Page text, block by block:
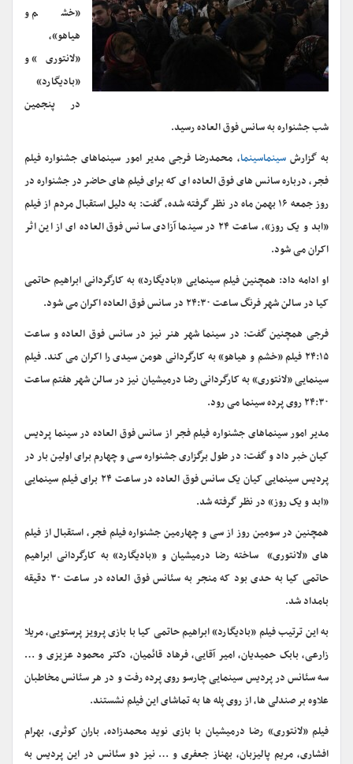
«خشم و
هیاهو»،
«لانتوری» و
«بادیگارد»
در پنجمین
شب جشنواره به سانس فوق العاده رسید.
به گزارشسینماسینما، محمدرضا فرجی مدیر امور سینماهای جشنواره فیلم
فجر، درباره سانس های فوق العاده ای که برای فیلم های حاضر در جشنواره در
روز جمعه ۱۶ بهمن ماه در نظر گرفته شده، گفت: به دلیل استقبال مردم از فیلم
«ابد و یک روز»، ساعت ۲۴ در سینما آزادی سانس فوق العاده ای از این اثر
اکران می شود.
او ادامه داد: همچنین فیلم سینمایی «بادیگارد» به کارگردانی ابراهیم حاتمی
کیا در سالن شهر فرنگ ساعت ۲۴:۳۰ در سانس فوق العاده اکران می شود.
فرجی همچنین گفت: در سینما شهر هنر نیز در سانس فوق العاده و ساعت
۲۴:۱۵ فیلم «خشم و هیاهو» به کارگردانی هومن سیدی را اکران می کند. فیلم
سینمایی «لانتوری» به کارگردانی رضا درمیشیان نیز در سالن شهر هفتم ساعت
۲۴:۳۰ روی پرده سینما می رود.
مدیر امور سینماهای جشنواره فیلم فجر از سانس فوق العاده در سینما پردیس
کیان خبر داد و گفت: در طول برگزاری جشنواره سی و چهارم برای اولین بار در
پردیس سینمایی کیان یک سانس فوق العاده در ساعت ۲۴ برای فیلم سینمایی
«ابد و یک روز» در نظر گرفته شد.
همچنین در سومین روز از سی و چهارمین جشنواره فیلم فجر، استقبال از فیلم
های «لانتوری» ساخته رضا درمیشیان و «بادیگارد» به کارگردانی ابراهیم
حاتمی کیا به حدی بود که منجر به سئانس فوق العاده در ساعت ۳۰ دقیقه
بامداد شد.
به این ترتیب فیلم «بادیگارد» ابراهیم حاتمی کیا با بازی پرویز پرستویی، مریلا
زارعی، بابک حمیدیان، امیر آقایی، فرهاد قائمیان، دکتر محمود عزیزی و …
سه سئانس در پردیس سینمایی چارسو روی پرده رفت و در هر سئانس مخاطبان
علاوه بر صندلی ها، از روی پله ها به تماشای این فیلم نشستند.
فیلم «لانتوری» رضا درمیشیان با بازی نوید محمدزاده، باران کوثری، بهرام
افشاری، مریم پالیزبان، بهناز جعفری و … نیز دو سئانس در این پردیس به